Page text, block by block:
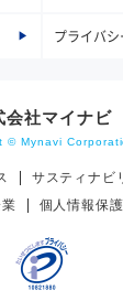
プライバシ
会社マイナビ
© Mynavi
サスティナビ
個人情報保